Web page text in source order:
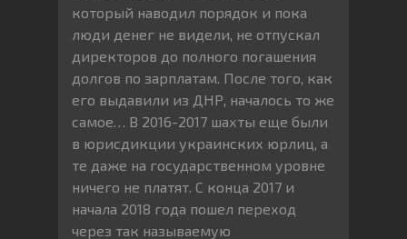
который наводил порядок и пока
люди денег не видели, не отпускал
директоров до полного погашения
долгов по зарплатам. После того, как
его выдавили из ДНР, началось то же
самое… В 2016-2017 шахты еще были
в юрисдикции украинских юрлиц, а
те даже на государственном уровне
ничего не платят. С конца 2017 и
начала 2018 года пошел переход
через так называемую